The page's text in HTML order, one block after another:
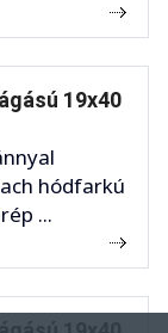
19x40
hódfarkú
...